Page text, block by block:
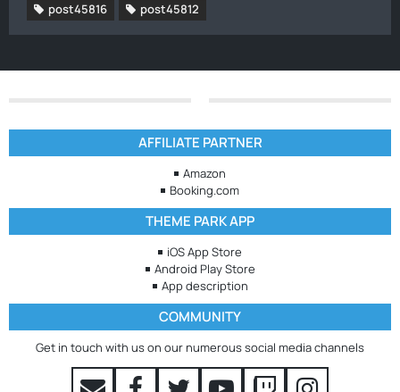
post45816
post45812
AFFILIATE PARTNER
Amazon
Booking.com
THEME PARK APP
iOS App Store
Android Play Store
App description
COMMUNITY
Get in touch with us on our numerous social media channels